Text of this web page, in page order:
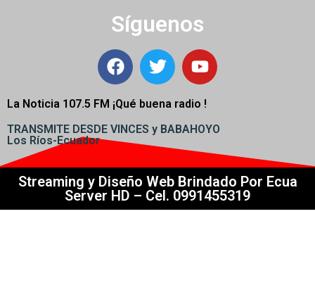
Síguenos
La Noticia 107.5 FM ¡Qué buena radio !
TRANSMITE DESDE VINCES y BABAHOYO
Los Ríos-Ecuador
Streaming y Diseño Web Brindado Por Ecua
Server HD – Cel. 0991455319